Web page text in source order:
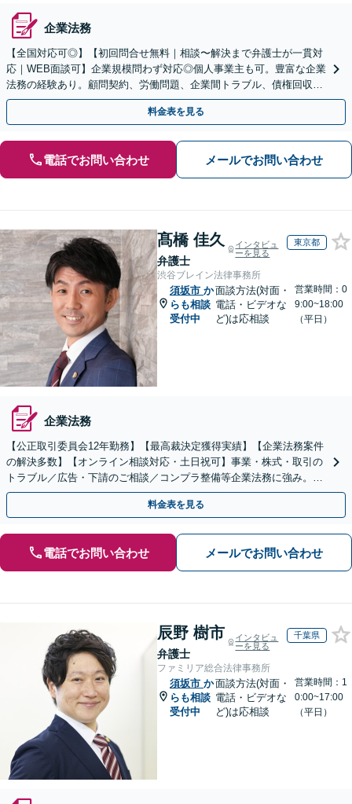
企業法務
【全国対応可◎】【初回問合せ無料｜相談〜解決まで弁護士が一貫対
応｜WEB面談可】企業規模問わず対応◎個人事業主も可。豊富な企業
法務の経験あり。顧問契約、労働問題、企業間トラブル、債権回収、
契約書のリーガルチェック等、サポートします。
料金表を見る
電話でお問い合わせ メールでお問い合わせ
髙橋 佳久
弁護士
インタビュ
ーを見る
東京都
渋谷ブレイン法律事務所
須坂市 か
らも相談
受付中
面談方法(対面・
電話・ビデオな
ど)は応相談
営業時間：0
9:00~18:00
（平日）
企業法務
【公正取引委員会12年勤務】【最高裁決定獲得実績】【企業法務案件
の解決多数】【オンライン相談対応・土日祝可】事業・株式・取引の
トラブル／広告・下請のご相談／コンプラ整備等企業法務に強み。株
式の相続／誹謗中傷対策／不動産問題まで幅広く対応！
料金表を見る
電話でお問い合わせ メールでお問い合わせ
辰野 樹市
弁護士
インタビュ
ーを見る
千葉県
ファミリア総合法律事務所
須坂市 か
らも相談
受付中
面談方法(対面・
電話・ビデオな
ど)は応相談
営業時間：1
0:00~17:00
（平日）